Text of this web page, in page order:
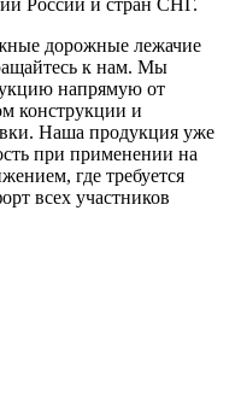
России и стран СНГ.
дорожные лежачие
к нам. Мы
напрямую от
конструкции и
Наша продукция уже
при применении на
где требуется
всех участников